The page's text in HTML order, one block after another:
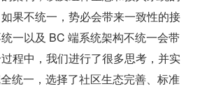
果不统一，势必会带来一致性的接
一以及 BC 端系统架构不统一会带
程中，我们进行了很多思考，并实
统一，选择了社区生态完善、标准